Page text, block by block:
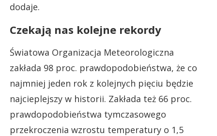
dodaje.
Czekają nas kolejne rekordy
Światowa Organizacja Meteorologiczna
zakłada 98 proc. prawdopodobieństwa, że co
najmniej jeden rok z kolejnych pięciu będzie
najcieplejszy w historii. Zakłada też 66 proc.
prawdopodobieństwa tymczasowego
przekroczenia wzrostu temperatury o 1,5